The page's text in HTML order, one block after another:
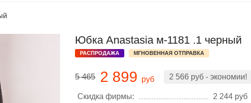
Юбка Anastasia м-1181 .1 черный
РАСПРОДАЖА МГНОВЕННАЯ ОТПРАВКА
5 465 2 899 руб 2 566 руб - экономии!
Скидка фирмы: 2 244 руб